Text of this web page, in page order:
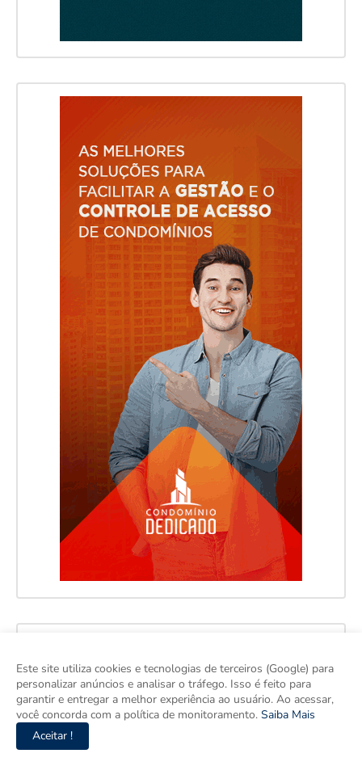
Este site utiliza cookies e tecnologias de terceiros (Google) para
personalizar anúncios e analisar o tráfego. Isso é feito para
garantir e entregar a melhor experiência ao usuário. Ao acessar,
você concorda com a política de monitoramento. Saiba Mais
Aceitar !